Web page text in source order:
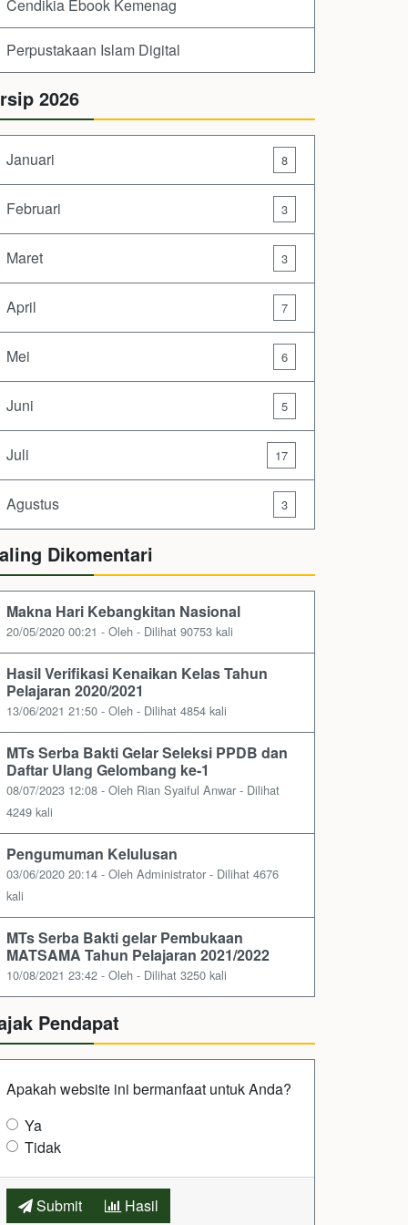
Cendikia Ebook Kemenag
Perpustakaan Islam Digital
2026
Januari 8
Februari 3
Maret 3
April 7
Mei 6
Juni 5
Juli 17
Agustus 3
Dikomentari
Makna Hari Kebangkitan Nasional
20/05/2020 00:21 - Oleh - Dilihat 90753 kali
Hasil Verifikasi Kenaikan Kelas Tahun
Pelajaran 2020/2021
13/06/2021 21:50 - Oleh - Dilihat 4854 kali
MTs Serba Bakti Gelar Seleksi PPDB dan
Daftar Ulang Gelombang ke-1
08/07/2023 12:08 - Oleh Rian Syaiful Anwar - Dilihat
4249 kali
Pengumuman Kelulusan
03/06/2020 20:14 - Oleh Administrator - Dilihat 4676
kali
MTs Serba Bakti gelar Pembukaan
MATSAMA Tahun Pelajaran 2021/2022
10/08/2021 23:42 - Oleh - Dilihat 3250 kali
Pendapat
Apakah website ini bermanfaat untuk Anda?
Ya
Tidak
Submit Hasil